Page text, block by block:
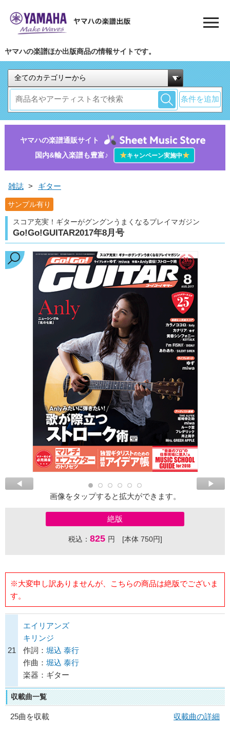
ヤマハの楽譜ほか出版商品の情報サイトです。
条件を追加
ヤマハの楽譜通販サイト
国内&輸入楽譜も豊富♪
★キャンペーン実施中★
雑誌 > ギター
サンプル有り
スコア充実！ギターがグングンうまくなるプレイマガジン
Go!Go!GUITAR2017年8月号
画像をタップすると拡大ができます。
絶版
税込： 825 円 [本体 750円]
※大変申し訳ありませんが、こちらの商品は絶版でございま
す。
21
エイリアンズ
キリンジ
作詞： 堀込 泰行
作曲： 堀込 泰行
楽器：ギター
収載曲一覧
25曲を収載
収載曲の詳細